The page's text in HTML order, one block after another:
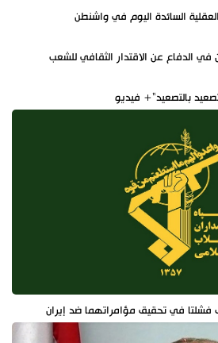
السائدة اليوم في واشنطن
في الدفاع عن الاقتدار الثقافي للشعب
بالتصعيد"+ فيديو
فشلتا في تحقيق مؤامراتهما ضد إيران